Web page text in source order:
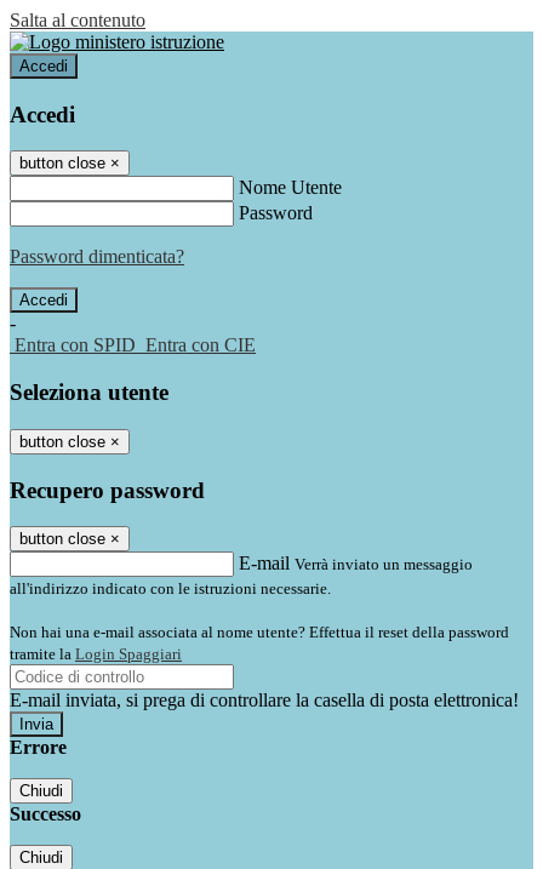
Salta al contenuto
Accedi
Accedi
button close ×
Nome Utente
Password
Password dimenticata?
-
Entra con SPID Entra con CIE
Seleziona utente
button close ×
Recupero password
button close ×
E-mail Verrà inviato un messaggio
all'indirizzo indicato con le istruzioni necessarie.
Non hai una e-mail associata al nome utente? Effettua il reset della password
tramite la Login Spaggiari
E-mail inviata, si prega di controllare la casella di posta elettronica!
Errore
Chiudi
Successo
Chiudi